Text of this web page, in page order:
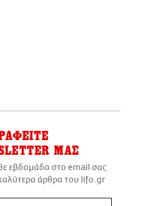
ΜΑΣ
εβδομάδα στο email σας
άρθρα του lifo.gr